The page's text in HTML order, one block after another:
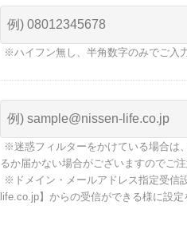
※ハイフン無し、半角数字のみでご入
※迷惑フィルターをかけている場合は
るか届かない場合がございますのでご注
※ドメイン・メールアドレス指定受信
life.co.jp】からの受信ができる様に設定